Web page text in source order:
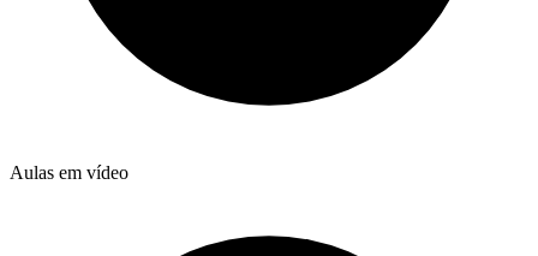
Aulas em vídeo